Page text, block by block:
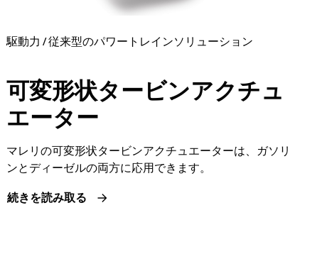
駆動力 / 従来型のパワートレインソリューション
可変形状タービンアクチュ
エーター
マレリの可変形状タービンアクチュエーターは、ガソリ
ンとディーゼルの両方に応用できます。
続きを読み取る